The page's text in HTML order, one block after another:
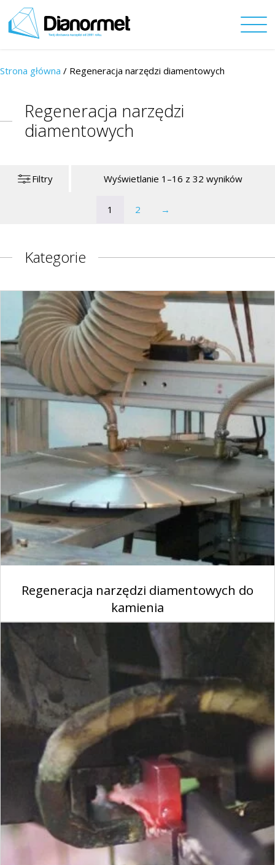
Strona główna / Regeneracja narzędzi diamentowych
Regeneracja narzędzi
diamentowych
Filtry Wyświetlanie 1–16 z 32 wyników
1 2 →
Kategorie
Regeneracja narzędzi diamentowych do
kamienia